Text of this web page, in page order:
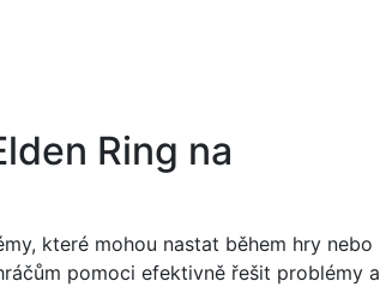
Ring na
které mohou nastat během hry nebo
pomoci efektivně řešit problémy a